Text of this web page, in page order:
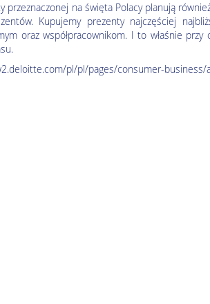
przeznaczonej na święta Polacy planują
Kupujemy prezenty najczęściej
oraz współpracownikom. I to właśnie
pl/pl/pages/consumer-